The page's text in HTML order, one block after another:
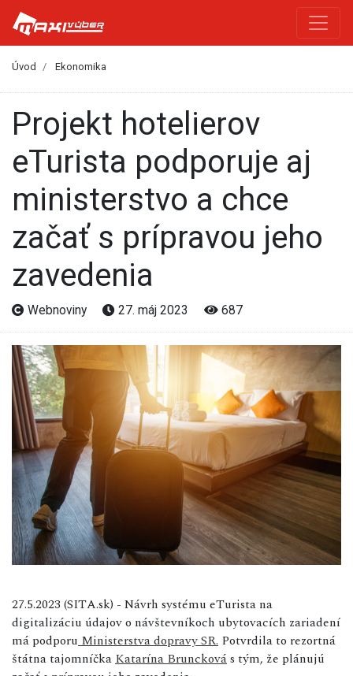
Úvod Ekonomika
Projekt hotelierov
eTurista podporuje aj
ministerstvo a chce
začať s prípravou jeho
zavedenia
Webnoviny 27. máj 2023 687
27.5.2023 (SITA.sk) - Návrh systému eTurista na
digitalizáciu údajov o návštevníkoch ubytovacích zariadení
má podporu Ministerstva dopravy SR. Potvrdila to rezortná
štátna tajomníčka Katarína Brunckovás tým, že plánujú